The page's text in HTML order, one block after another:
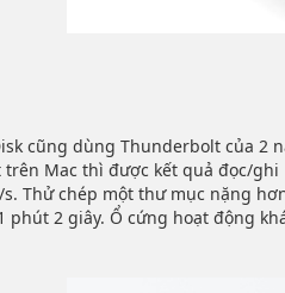
cũng dùng Thunderbolt của
trên Mac thì được kết quả đọc/
s. Thử chép một thư mục nặng
phút 2 giây. Ổ cứng hoạt động